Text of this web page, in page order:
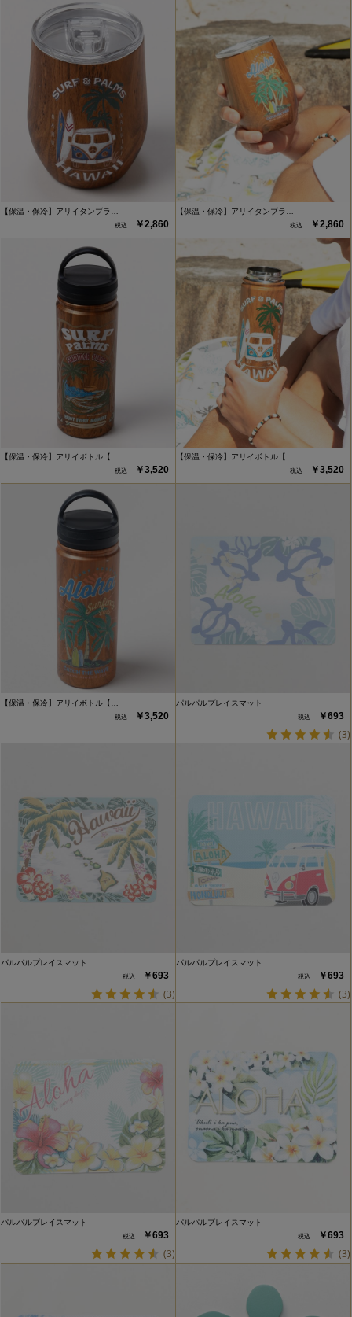
【保温・保冷】アリイタンブラ…
￥2,860
【保温・保冷】アリイタンブラ…
￥2,860
【保温・保冷】アリイボトル【…
￥3,520
【保温・保冷】アリイボトル【…
￥3,520
【保温・保冷】アリイボトル【…
￥3,520
パルパルプレイスマット
￥693
(3)
パルパルプレイスマット
￥693
(3)
パルパルプレイスマット
￥693
(3)
パルパルプレイスマット
￥693
(3)
パルパルプレイスマット
￥693
(3)